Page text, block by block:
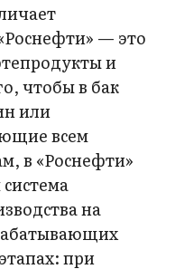
— это
и
чтобы в бак
или
всем
в «Роснефти»
на
при